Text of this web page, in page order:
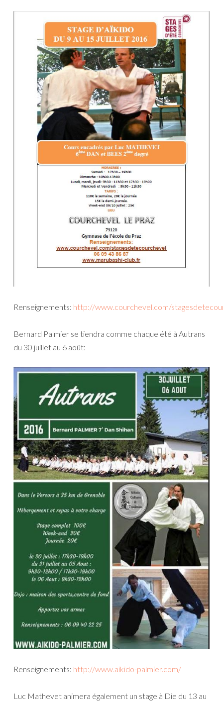
Renseignements: http://www.courchevel.com/
Bernard Palmier se tiendra comme chaque été à Autrans
du 30 juillet au 6 août:
Renseignements: http://www.aikido-palmier.com/
Luc Mathevet animera également un stage à Die du 13 au